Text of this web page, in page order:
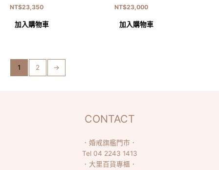
NT$23,350
加入購物車
NT$23,000
加入購物車
1 2 →
CONTACT
． 婚戒旗艦門市 ．
Tel 04 2243 1413
． 大里百貨專櫃 ．